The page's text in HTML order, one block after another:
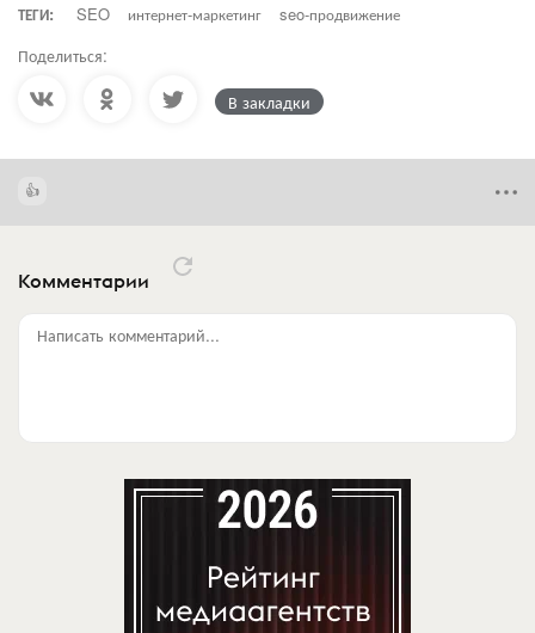
ТЕГИ:
SEO интернет-маркетинг seo-продвижение
Поделиться:
В закладки
Комментарии
Написать комментарий...